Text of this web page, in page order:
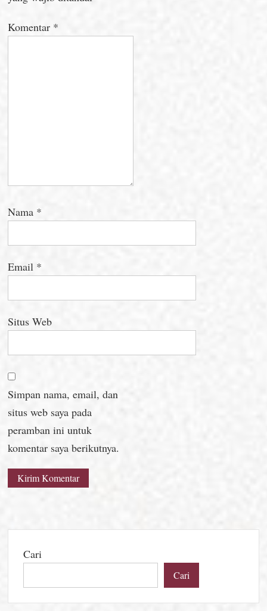
Komentar *
Nama *
Email *
Situs Web
Simpan nama, email, dan
situs web saya pada
peramban ini untuk
komentar saya berikutnya.
Cari
Cari